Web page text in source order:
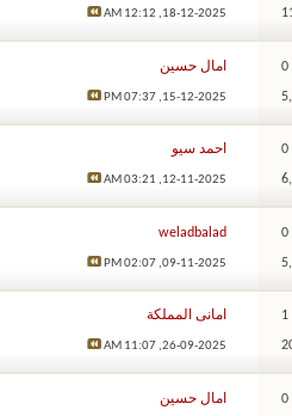
18-12-2025,
12:12 AM
امال حسين
15-12-2025,
07:37 PM
احمد سيو
12-11-2025,
03:21 AM
weladbalad
09-11-2025,
02:07 PM
امانى المملكة
26-09-2025,
11:07 AM
امال حسين